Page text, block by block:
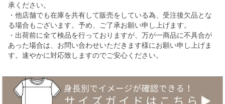
承ください。
・他店舗でも在庫を共有して販売をしている為、受注後欠品とな
る場合もございます。予め、ご了承お願い申し上げます。
・出荷前に全て検品を行っておりますが、万が一商品に不具合が
あった場合は、お問い合わせいただきます様にお願い申し上げま
す。速やかに対応致しますのでご安心ください。